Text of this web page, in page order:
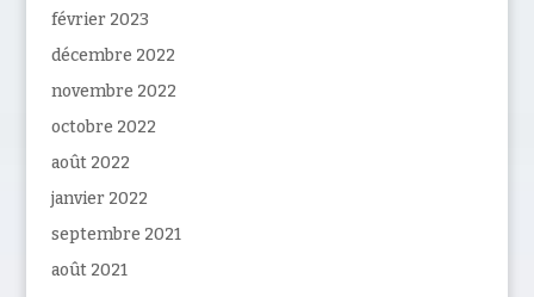
février 2023
décembre 2022
novembre 2022
octobre 2022
août 2022
janvier 2022
septembre 2021
août 2021